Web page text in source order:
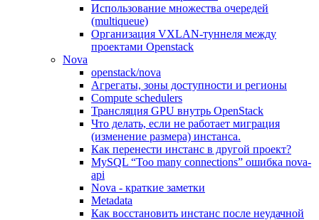
Использование множества очередей
(multiqueue)
Организация VXLAN-туннеля между
проектами Openstack
Nova
openstack/nova
Агрегаты, зоны доступности и регионы
Compute schedulers
Трансляция GPU внутрь OpenStack
Что делать, если не работает миграция
(изменение размера) инстанса.
Как перенести инстанс в другой проект?
MySQL “Too many connections” ошибка nova-
api
Nova - краткие заметки
Metadata
Как восстановить инстанс после неудачной